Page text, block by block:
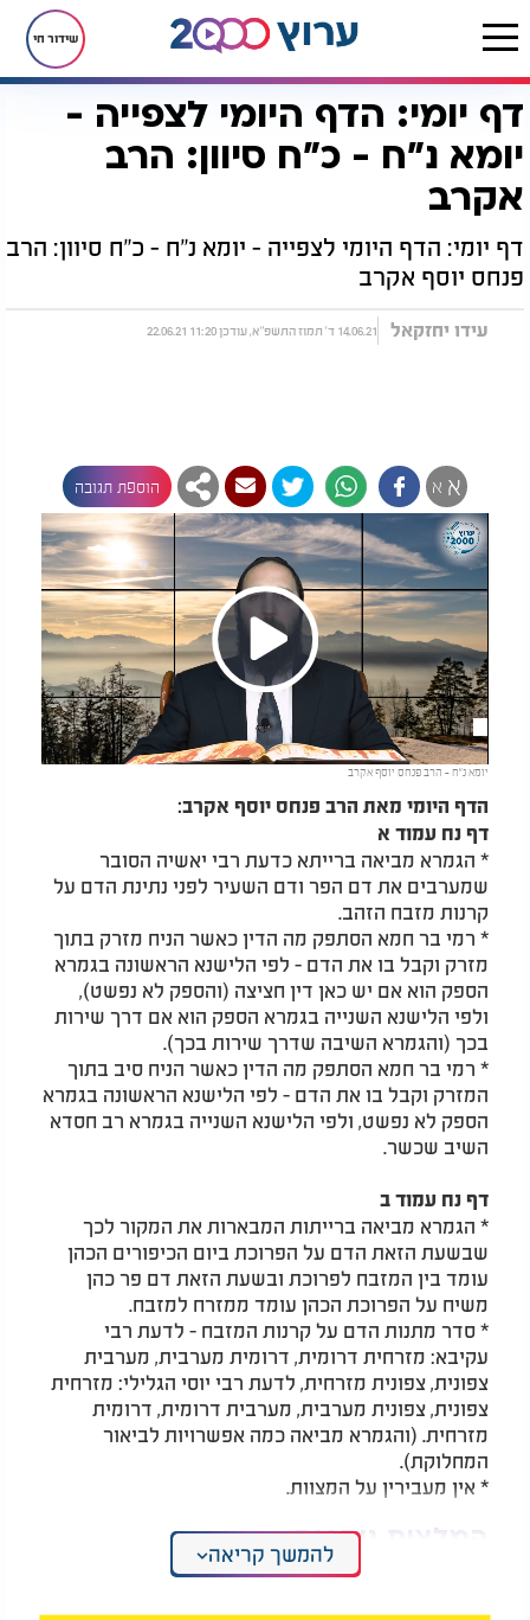
שידור חי
דף הבית הדף היומי מסכת יומא
דף יומי: הדף היומי לצפייה -
יומא נ"ח - כ"ח סיוון: הרב
אקרב
דף יומי: הדף היומי לצפייה - יומא נ"ח - כ"ח סיוון: הרב
פנחס יוסף אקרב
עידו יחזקאל 14.06.21 ד' תמוז התשפ"א, עודכן 11:20 22.06.21
א א הוספת תגובה
Play
Video
יומא נ"ח - הרב פנחס יוסף אקרב
הדף היומי מאת הרב פנחס יוסף אקרב:
דף נח עמוד א
* הגמרא מביאה ברייתא כדעת רבי יאשיה הסובר
שמערבים את דם הפר ודם השעיר לפני נתינת הדם על
קרנות מזבח הזהב.
* רמי בר חמא הסתפק מה הדין כאשר הניח מזרק בתוך
מזרק וקבל בו את הדם - לפי הלישנא הראשונה בגמרא
הספק הוא אם יש כאן דין חציצה (והספק לא נפשט),
ולפי הלישנא השנייה בגמרא הספק הוא אם דרך שירות
בכך (והגמרא השיבה שדרך שירות בכך).
* רמי בר חמא הסתפק מה הדין כאשר הניח סיב בתוך
המזרק וקבל בו את הדם - לפי הלישנא הראשונה בגמרא
הספק לא נפשט, ולפי הלישנא השנייה בגמרא רב חסדא
השיב שכשר.
דף נח עמוד ב
* הגמרא מביאה ברייתות המבארות את המקור לכך
שבשעת הזאת הדם על הפרוכת ביום הכיפורים הכהן
עומד בין המזבח לפרוכת ובשעת הזאת דם פר כהן
משיח על הפרוכת הכהן עומד ממזרח למזבח.
* סדר מתנות הדם על קרנות המזבח - לדעת רבי
עקיבא: מזרחית דרומית, דרומית מערבית, מערבית
צפונית, צפונית מזרחית, לדעת רבי יוסי הגלילי: מזרחית
צפונית, צפונית מערבית, מערבית דרומית, דרומית
מזרחית. (והגמרא מביאה כמה אפשרויות לביאור
המחלוקת).
* אין מעבירין על המצוות.
המלצות נוספותלהמשך קריאה